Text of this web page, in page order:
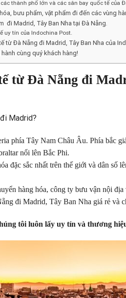
thành phố lớn và các sân bay quốc tế của
bưu phẩm, vật phẩm đi đến các vùng
đi Madrid, Tây Ban Nha tại Đà Nẵng.
uy tín của Indochina Post.
từ Đà Nẵng đi Madrid, Tây Ban Nha của
cùng quý khách hàng!
từ Đà Nẵng đi
Madrid?
phía Tây Nam Châu Âu. Phía bắc
nổi lên Bắc Phi.
đặc sắc nhất trên thế giới và dân số
hàng hóa, công ty bưu vận nội
đi Madrid, Tây Ban Nha giá rẻ và
tôi luôn lấy uy tín và thương